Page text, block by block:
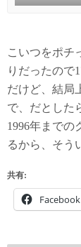
こいつをポチ
りだったので
だけど、結局
で、だとした
1996年までの
るから、そう
共有:
Facebook